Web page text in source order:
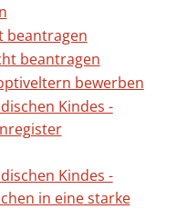
beantragen
beantragen
bewerben
Kindes -
Kindes -
in eine starke